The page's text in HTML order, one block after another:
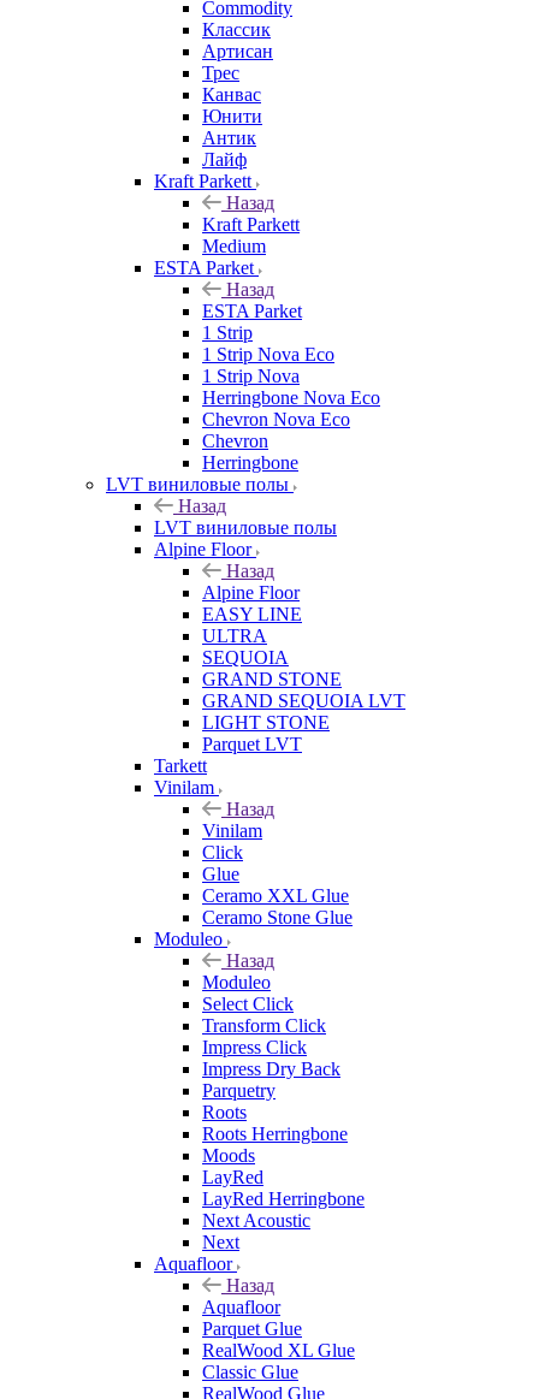
Commodity
Классик
Артисан
Трес
Канвас
Юнити
Антик
Лайф
Kraft Parkett
Назад
Kraft Parkett
Medium
ESTA Parket
Назад
ESTA Parket
1 Strip
1 Strip Nova Eco
1 Strip Nova
Herringbone Nova Eco
Chevron Nova Eco
Chevron
Herringbone
LVT виниловые полы
Назад
LVT виниловые полы
Alpine Floor
Назад
Alpine Floor
EASY LINE
ULTRA
SEQUOIA
GRAND STONE
GRAND SEQUOIA LVT
LIGHT STONE
Parquet LVT
Tarkett
Vinilam
Назад
Vinilam
Click
Glue
Ceramo XXL Glue
Ceramo Stone Glue
Moduleo
Назад
Moduleo
Select Click
Transform Click
Impress Click
Impress Dry Back
Parquetry
Roots
Roots Herringbone
Moods
LayRed
LayRed Herringbone
Next Acoustic
Next
Aquafloor
Назад
Aquafloor
Parquet Glue
RealWood XL Glue
Classic Glue
RealWood Glue